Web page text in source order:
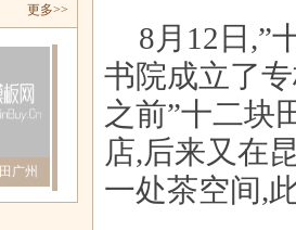
更多>>
广州
行
《画江湖之不
良人》有声
精密冲压件厂
家的正确选
8月12日,”
书院成立了
之前”十二块
店,后来又在
一处茶空间,